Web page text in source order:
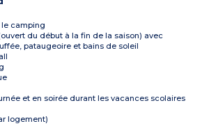
le camping
du début à la fin de la saison) avec
pataugeoire et bains de soleil
et en soirée durant les vacances scolaires
logement)